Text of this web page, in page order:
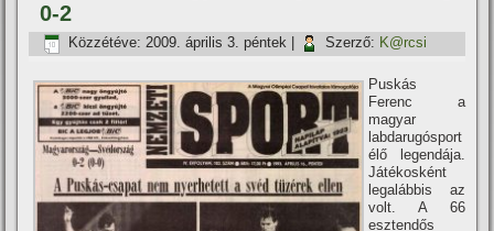
0-2
Közzétéve: 2009. április 3. péntek Szerző: K@rcsi
Puskás
Ferenc a
magyar
labdarugósport
élő legendája.
Játékosként
legalábbis az
volt. A 66
esztendős